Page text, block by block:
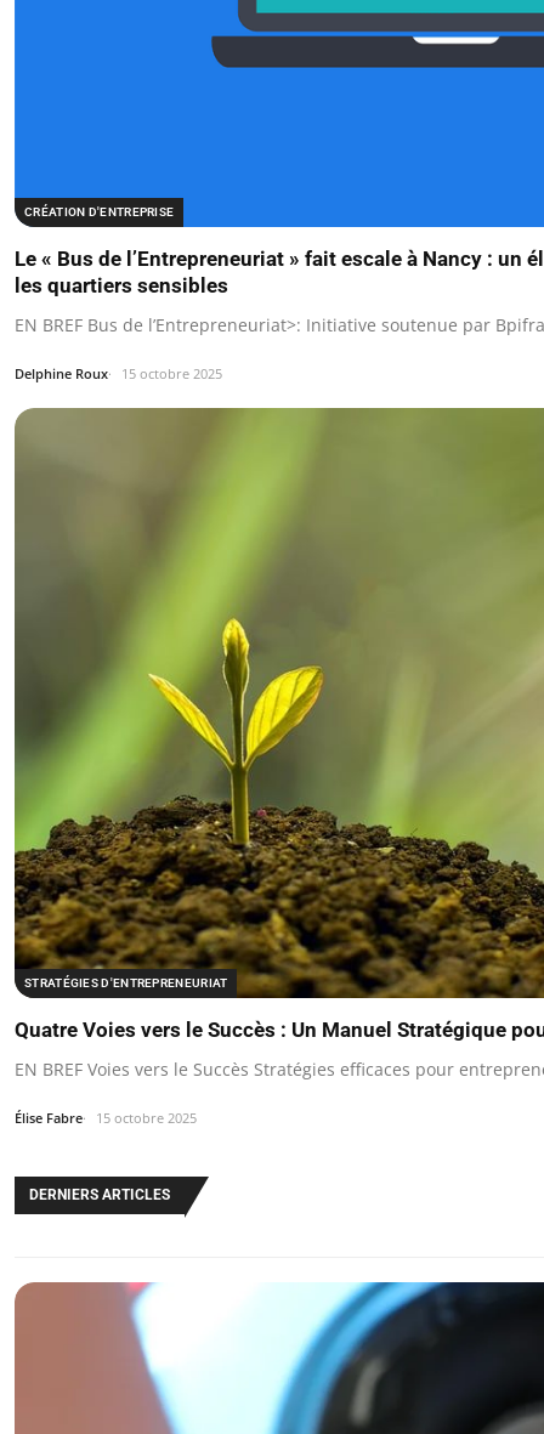
CRÉATION D'ENTREPRISE
Le « Bus de l’Entrepreneuriat » fait escale à Nancy : un
les quartiers sensibles
EN BREF Bus de l’Entrepreneuriat>: Initiative soutenue par
Delphine Roux 15 octobre 2025
STRATÉGIES D'ENTREPRENEURIAT
Quatre Voies vers le Succès : Un Manuel Stratégique
EN BREF Voies vers le Succès Stratégies efficaces pour
Élise Fabre 15 octobre 2025
DERNIERS ARTICLES